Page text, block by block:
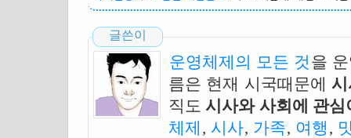
글쓴이
운영체제의 모든 것 을
름은 현재 시국때문에
직도 시사와 사회에 관
체제 , 시사, 가족, 여행 ,